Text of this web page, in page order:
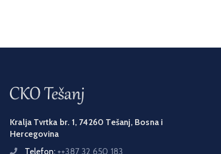
Kralja Tvrtka br. 1, 74260 Tešanj, Bosna i
Hercegovina
Telefon: ++387 32 650 183